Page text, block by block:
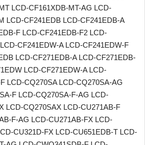
LCD-CF161XDB-MT-AG LCD-
LCD-CF241EDB LCD-CF241EDB-A
F LCD-CF241EDB-F2 LCD-
CF241EDW-A LCD-CF241EDW-F
LCD-CF271EDB-A LCD-CF271EDB-
LCD-CF271EDW-A LCD-
LCD-CQ270SA LCD-CQ270SA-AG
F LCD-CQ270SA-F-AG LCD-
LCD-CQ270SAX LCD-CU271AB-F
F-AG LCD-CU271AB-FX LCD-
CU321D-FX LCD-CU651EDB-T LCD-